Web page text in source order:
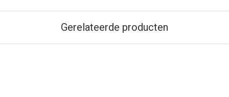
Gerelateerde producten